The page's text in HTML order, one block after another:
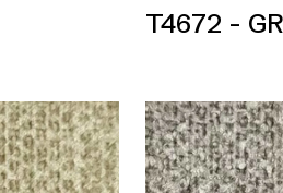
T4672 -